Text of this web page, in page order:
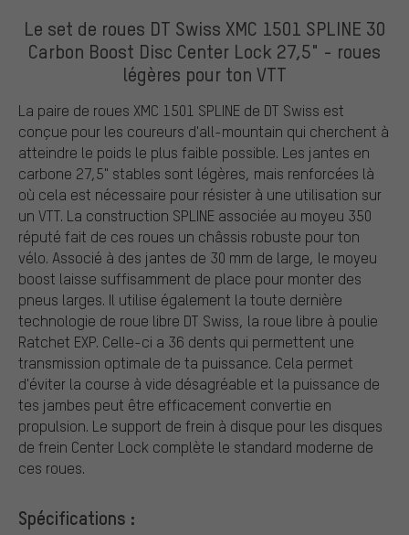
Le set de roues DT Swiss XMC 1501 SPLINE 30
Carbon Boost Disc Center Lock 27,5" - roues
légères pour ton VTT
La paire de roues XMC 1501 SPLINE de DT Swiss est
conçue pour les coureurs d'all-mountain qui cherchent à
atteindre le poids le plus faible possible. Les jantes en
carbone 27,5" stables sont légères, mais renforcées là
où cela est nécessaire pour résister à une utilisation sur
un VTT. La construction SPLINE associée au moyeu 350
réputé fait de ces roues un châssis robuste pour ton
vélo. Associé à des jantes de 30 mm de large, le moyeu
boost laisse suffisamment de place pour monter des
pneus larges. Il utilise également la toute dernière
technologie de roue libre DT Swiss, la roue libre à poulie
Ratchet EXP. Celle-ci a 36 dents qui permettent une
transmission optimale de ta puissance. Cela permet
d'éviter la course à vide désagréable et la puissance de
tes jambes peut être efficacement convertie en
propulsion. Le support de frein à disque pour les disques
de frein Center Lock complète le standard moderne de
ces roues.
Spécifications :